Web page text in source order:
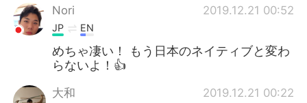
Nori 2019.12.21 00:52
JP EN
めちゃ凄い！ もう日本のネイティブと変わ
らないよ！👍
大和 2019.12.21 00:22